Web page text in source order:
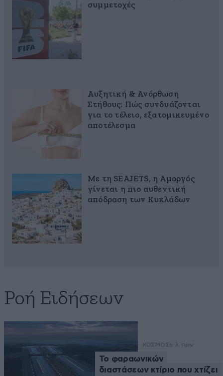
συμμετοχές
Αυξητική & Ανόρθωση
Στήθους: Πώς συνδυάζονται
για το τέλειο, εξατομικευμένο
αποτέλεσμα
Με τη SEAJETS, η Αμοργός
γίνεται η πιο αυθεντική
απόδραση των Κυκλάδων
Ροή Ειδήσεων
ΚΟΣΜΟΣ6 λ. πριν
Το φαραωνικών
διαστάσεων κτίριο που χτίζει